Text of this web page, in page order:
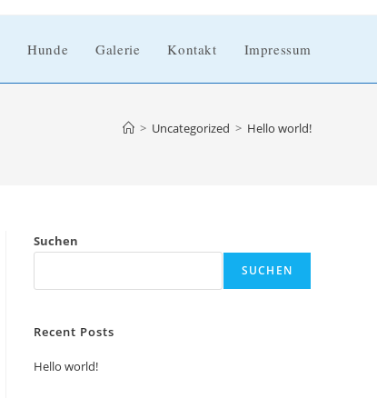
Hunde Galerie Kontakt Impressum
> Uncategorized > Hello world!
Suchen
SUCHEN
Recent Posts
Hello world!